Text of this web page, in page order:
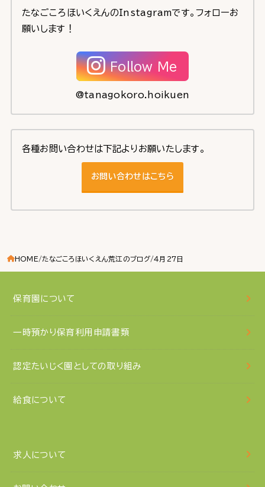
たなごころほいくえんのInstagramです。フォローお
願いします！
Follow Me
@tanagokoro.hoikuen
各種お問い合わせは下記よりお願いたします。
お問い合わせはこちら
HOME たなごころほいくえん荒江のブログ ４月27日
保育園について
一時預かり保育利用申請書類
認定たいじく園としての取り組み
給食について
求人について